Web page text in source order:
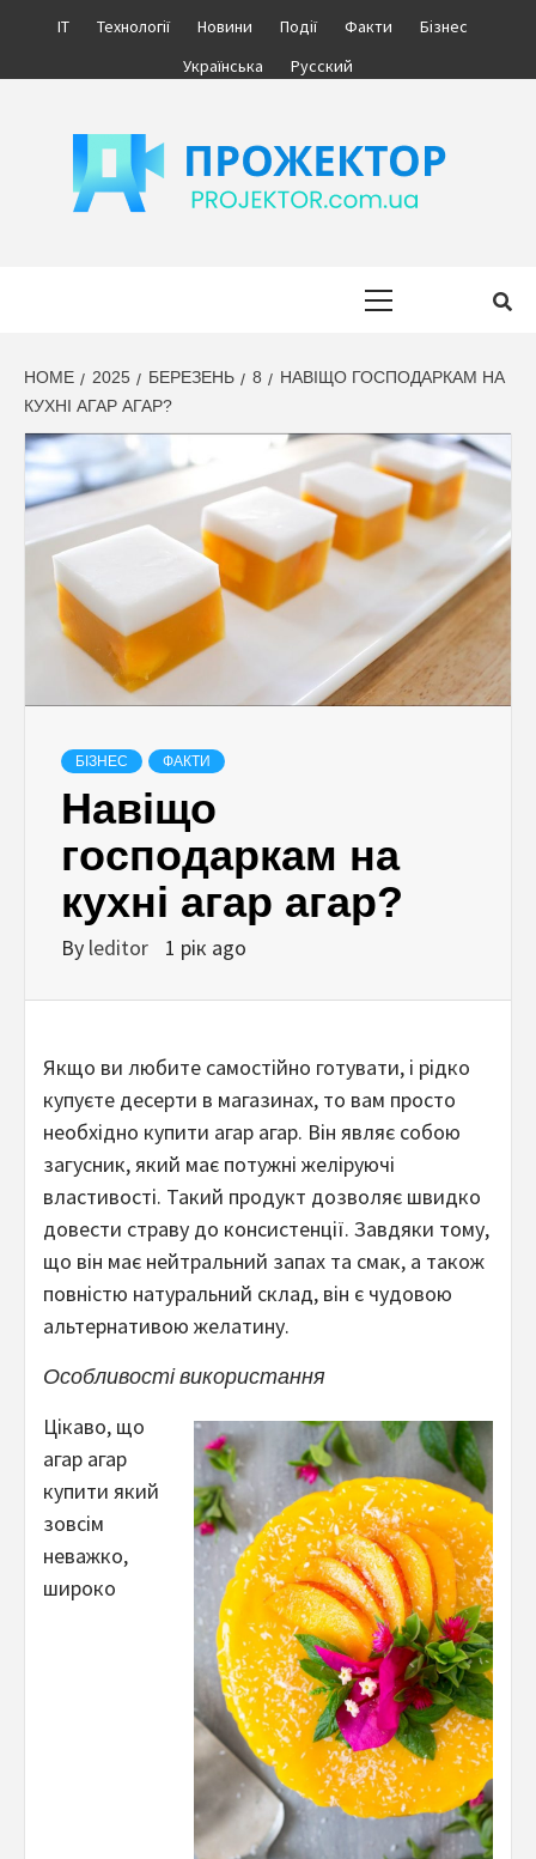
IT Технології Новини Події Факти
Бізнес
Українська
Русский
HOME 2025 БЕРЕЗЕНЬ 8
НАВІЩО ГОСПОДАРКАМ НА
КУХНІ АГАР АГАР?
БІЗНЕС ФАКТИ
Навіщо
господаркам на
кухні агар агар?
By leditor 1 рік ago
Якщо ви любите самостійно готувати, і рідко
купуєте десерти в магазинах, то вам просто
необхідно купити агар агар. Він являє собою
загусник, який має потужні желіруючі
властивості. Такий продукт дозволяє швидко
довести страву до консистенції. Завдяки тому,
що він має нейтральний запах та смак, а також
повністю натуральний склад, він є чудовою
альтернативою желатину.
Особливості використання
Цікаво, що
агар агар
купити який
зовсім
неважко,
широко